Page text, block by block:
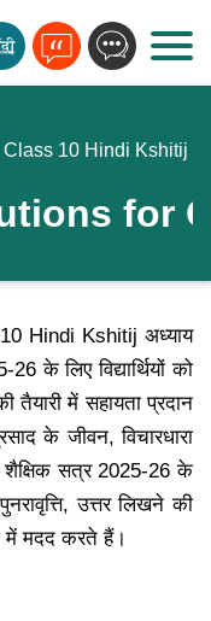
10 Hindi Kshitij
for
Hindi Kshitij अध्याय
के लिए विद्यार्थियों को
तैयारी में सहायता प्रदान
के जीवन, विचारधारा
सत्र 2025-26 के
उत्तर लिखने की
में मदद करते हैं।